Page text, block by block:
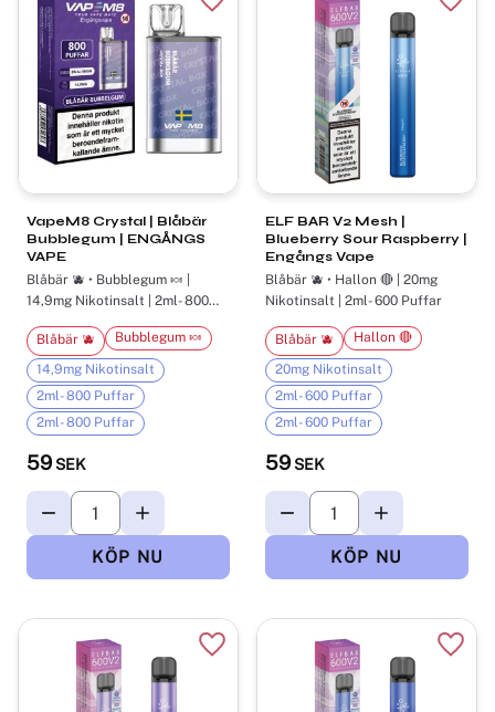
VapeM8 Crystal | Blåbär
Bubblegum | ENGÅNGS
VAPE
Blåbär 🫐 • Bubblegum 🍬 |
14,9mg Nikotinsalt | 2ml- 800
59 SEK
Blåbär 🫐 Bubblegum 🍬
14,9mg Nikotinsalt
2ml- 800 Puffar
2ml- 800 Puffar
Lägg till i favoriter
ELF BAR V2 Mesh |
Blueberry Sour Raspberry |
Engångs Vape
Blåbär 🫐 • Hallon 🔴 | 20mg
Nikotinsalt | 2ml- 600 Puffar
59 SEK
Blåbär 🫐 Hallon 🔴
20mg Nikotinsalt
2ml- 600 Puffar
2ml- 600 Puffar
Lägg till i favoriter